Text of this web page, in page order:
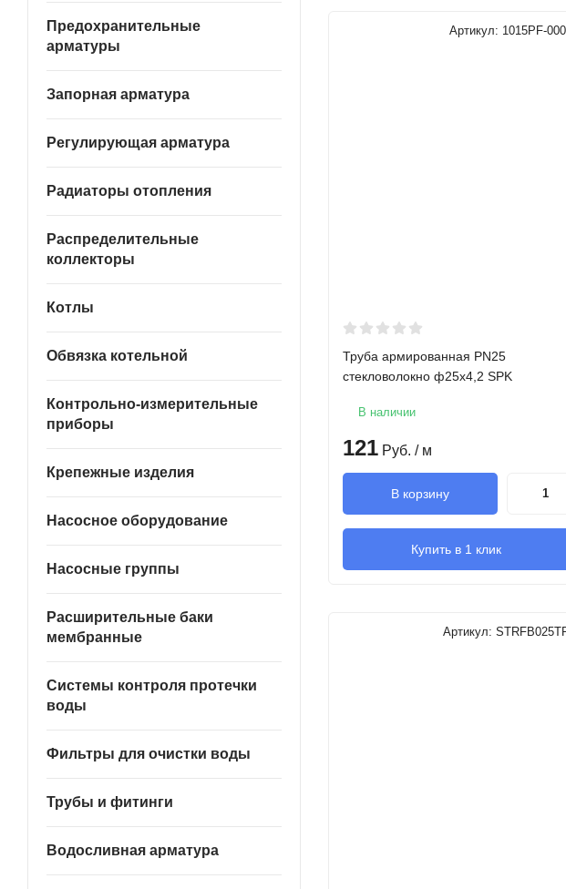
Предохранительные
арматуры
Запорная арматура
Регулирующая арматура
Радиаторы отопления
Распределительные
коллекторы
Котлы
Обвязка котельной
Контрольно-измерительные
приборы
Крепежные изделия
Насосное оборудование
Насосные группы
Расширительные баки
мембранные
Системы контроля протечки
воды
Фильтры для очистки воды
Трубы и фитинги
Водосливная арматура
Артикул: 1015PF-
Труба армированная PN25
стекловолокно ф25х4,2 SPK
В наличии
121 Руб. / м
В корзину
Купить в 1 клик
Артикул: